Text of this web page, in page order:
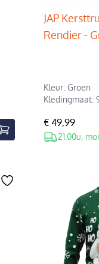
JAP
Rendier -
Kleur: Groen
Kledingmaat:
€ 49,99
21.00u,